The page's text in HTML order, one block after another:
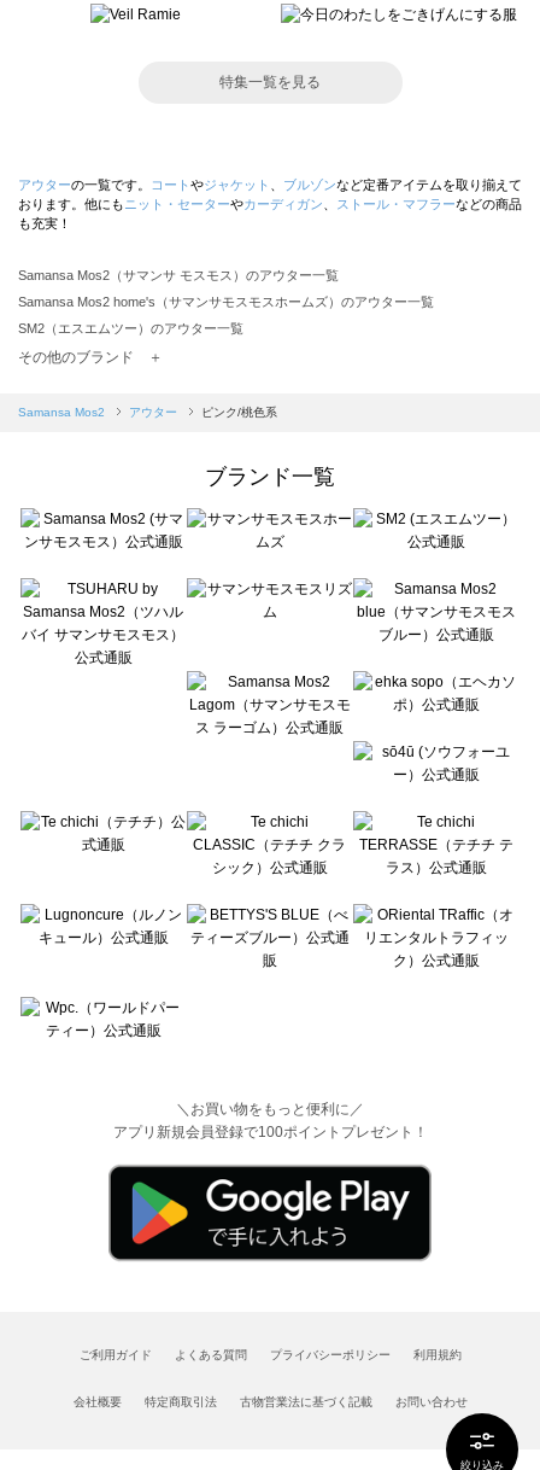
絞り込み
特集一覧を見る
アウターの一覧です。 コート やジャケット ブルゾンなど定番アイテムを取り揃えて
おります。他にも ニット・セーターやカーディガン ストール・マフラーなどの商品
も充実！
Samansa Mos2（サマンサ モスモス）のアウター一覧
Samansa Mos2 home's（サマンサモスモスホームズ）のアウター一覧
SM2（エスエムツー）のアウター一覧
TSUHARU by Samansa Mos2（ツハルバイサマンサモスモス）のアウター一覧
Samansa Mos2 blue（サマンサモスモス ブルー）のアウター一覧
sō4ū（ソウフォーユー）のアウター一覧
Te chichi（テチチ）のアウター一覧
Te chichi CLASSIC（テチチ クラシック）のアウター一覧
Lugnoncure（ルノンキュール）のアウター一覧
BETTY'S BLUE（べティーズブルー）のアウター一覧
Wpc.（ワールドパーティー）のアウター一覧
その他のブランド ＋
Samansa Mos2 アウター ピンク/桃色系
ブランド一覧
＼お買い物をもっと便利に／
アプリ新規会員登録で100ポイントプレゼント！
ご利用ガイド よくある質問 プライバシーポリシー 利用規約
会社概要 特定商取引法 古物営業法に基づく記載 お問い合わせ